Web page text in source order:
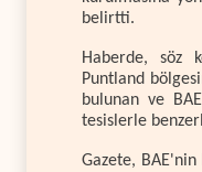
belirtti.
Haberde, söz
Puntland
bulunan ve
tesislerle
Gazete,